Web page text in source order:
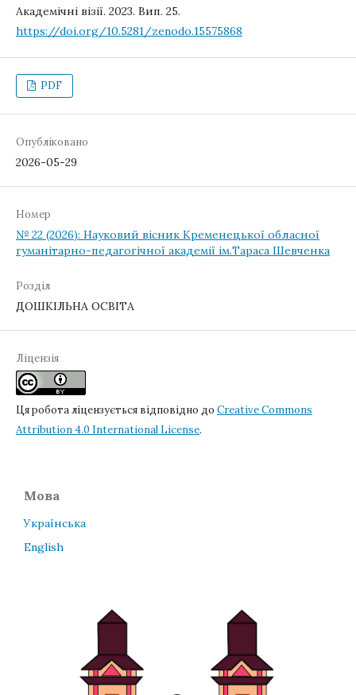
Академічні візії. 2023. Вип. 25.
https://doi.org/10.5281/zenodo.15575868
PDF
Опубліковано
2026-05-29
Номер
№ 22 (2026): Науковий вісник Кременецької обласної
гуманітарно-педагогічної академії ім.Тараса Шевченка
Розділ
ДОШКІЛЬНА ОСВІТА
Ліцензія
Ця робота ліцензується відповідно до Creative Commons
Attribution 4.0 International License.
Мова
Українська
English